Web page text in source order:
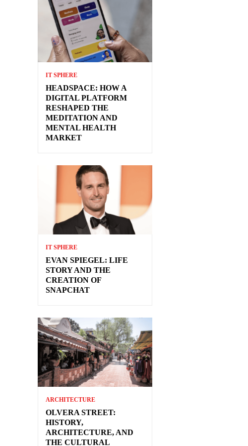
IT SPHERE
HEADSPACE: HOW A
DIGITAL PLATFORM
RESHAPED THE
MEDITATION AND
MENTAL HEALTH
MARKET
IT SPHERE
EVAN SPIEGEL: LIFE
STORY AND THE
CREATION OF
SNAPCHAT
ARCHITECTURE
OLVERA STREET:
HISTORY,
ARCHITECTURE, AND
THE CULTURAL